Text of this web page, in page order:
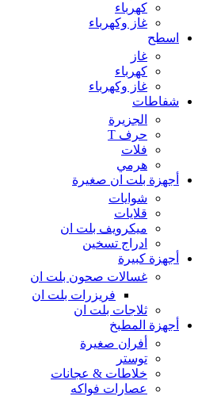
كهرباء
غاز وكهرباء
اسطح
غاز
كهرباء
غاز وكهرباء
شفاطات
الجزيرة
حرف T
فلات
هرمي
أجهزة بلت ان صغيرة
شوايات
قلايات
ميكرويف بلت ان
ادراج تسخين
أجهزة كبيرة
غسالات صحون بلت ان
فريزرات بلت ان
ثلاجات بلت ان
أجهزة المطبخ
أفران صغيرة
توستر
خلاطات & عجانات
عصارات فواكه